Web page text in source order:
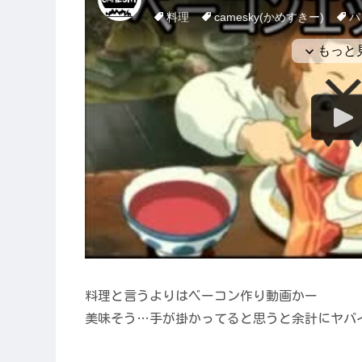
料理と言うよりはベーコン作り動画かー
美味そう…手が掛かってると思うと余計にヤバ